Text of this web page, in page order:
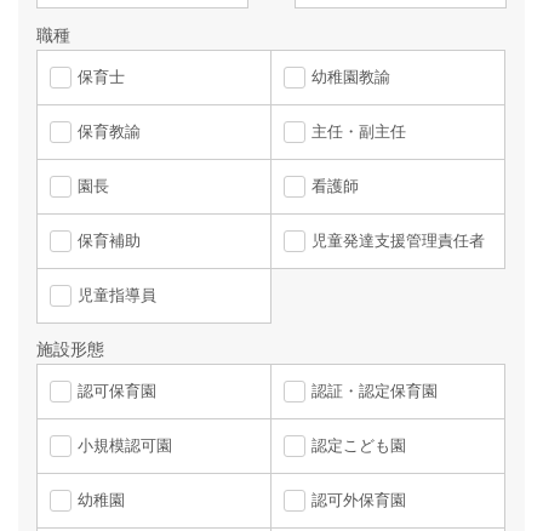
職種
保育士 幼稚園教諭
保育教諭 主任・副主任
園長 看護師
保育補助 児童発達支援管理責任者
児童指導員
施設形態
認可保育園 認証・認定保育園
小規模認可園 認定こども園
幼稚園 認可外保育園